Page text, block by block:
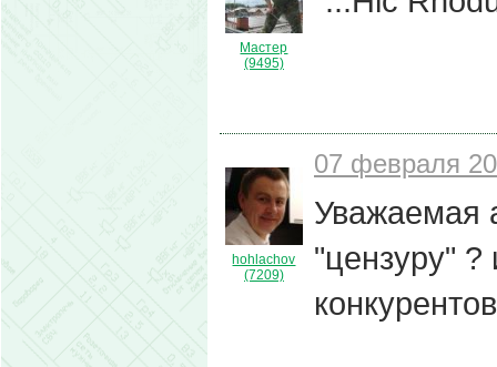
Мастер
(9495)
hohlachov
(7209)
07 февраля
Уважаемая
"цензуру" ?